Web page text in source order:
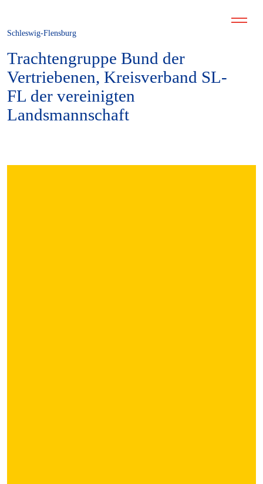
Schleswig-Flensburg
Trachtengruppe Bund der
Vertriebenen, Kreisverband SL-
FL der vereinigten
Landsmannschaft